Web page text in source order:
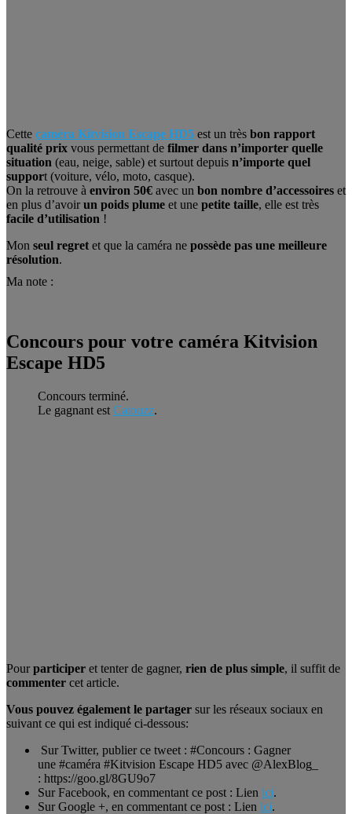
Cette caméra Kitvision Escape HD5 est un très bon rapport
qualité prix vous permettant de filmer dans n’importer quelle
situation (eau, neige, sable) et surtout depuis n’importe quel
support (voiture, vélo, moto, casque).
On la retrouve à environ 50€ avec un bon nombre d’accessoires et
en plus d’avoirun poids plume et une petite taille, elle est très
facile d’utilisation !
Mon seul regret et que la caméra ne possède pas une meilleure
résolution.
Ma note :
Concours pour votre caméra Kitvision
Escape HD5
Concours terminé.
Le gagnant est Catouzz.
Pourparticiper et tenter de gagner, rien de plus simple, il suffit de
commenter cet article.
Vous pouvez également le partager sur les réseaux sociaux en
suivant ce qui est indiqué ci-dessous:
Sur Twitter, publier ce tweet : #Concours : Gagner
une #caméra #Kitvision Escape HD5 avec @AlexBlog_
: https://goo.gl/8GU9o7
Sur Facebook, en commentant ce post : Lien ici.
Sur Google +, en commentant ce post : Lien ici.